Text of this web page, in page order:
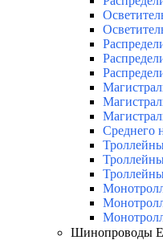
Среднего
Шинопроводы